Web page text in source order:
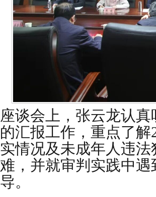
座谈会上，张云龙认
的汇报工作，重点了
实情况及未成年人违
难，并就审判实践中
导。